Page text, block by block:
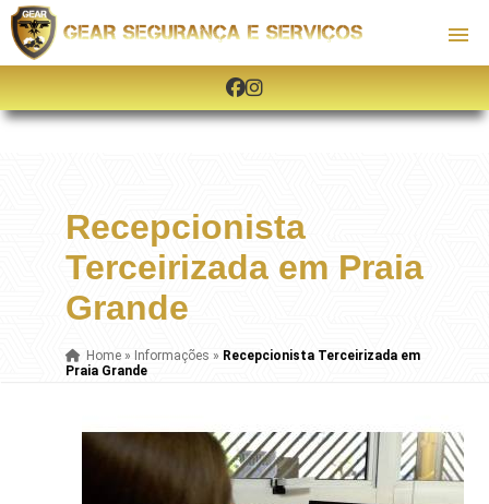
Recepcionista
Terceirizada em Praia
Grande
Home» Informações » Recepcionista Terceirizada em
Praia Grande